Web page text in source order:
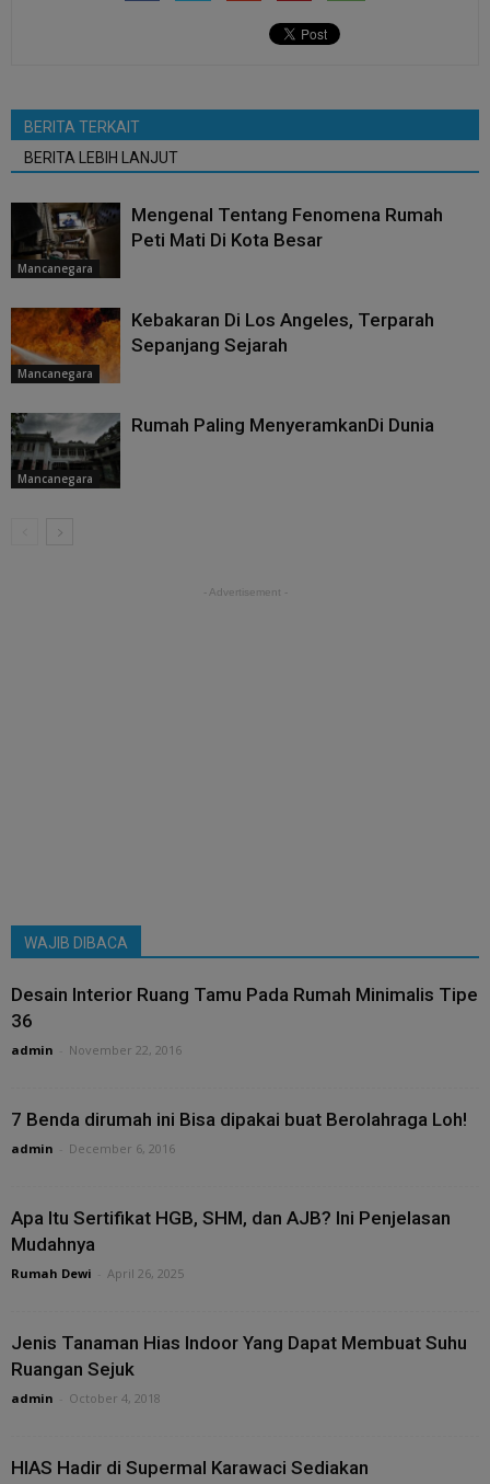
BERITA TERKAIT
BERITA LEBIH LANJUT
Mancanegara
Mengenal Tentang Fenomena Rumah
Peti Mati Di Kota Besar
Mancanegara
Kebakaran Di Los Angeles, Terparah
Sepanjang Sejarah
Mancanegara
Rumah Paling MenyeramkanDi Dunia
- Advertisement -
WAJIB DIBACA
Desain Interior Ruang Tamu Pada Rumah Minimalis Tipe
36
admin November 22, 2016
7 Benda dirumah ini Bisa dipakai buat Berolahraga Loh!
admin December 6, 2016
Apa Itu Sertifikat HGB, SHM, dan AJB? Ini Penjelasan
Mudahnya
Rumah Dewi April 26, 2025
Jenis Tanaman Hias Indoor Yang Dapat Membuat Suhu
Ruangan Sejuk
admin October 4, 2018
HIAS Hadir di Supermal Karawaci Sediakan